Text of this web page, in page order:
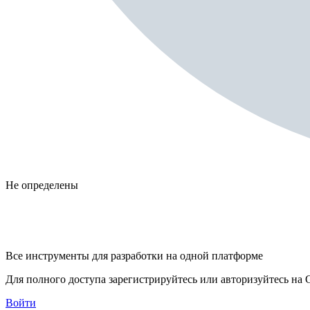
Не определены
Все инструменты для разработки на одной платформе
Для полного доступа зарегистрируйтесь или авторизуйтесь на
Войти